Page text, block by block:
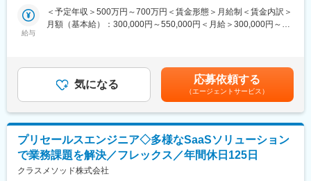
・組織や事業が拡大していくダイナミックな環境に当事者として
携われる
幅広いキャリアを目指せます。
■当社について：～AIで、ナレッジをビジネスの力に～
AIの力で顧客接点のインサイトデータを的確に収集・分析・ナレ
ッジ化して提供することで、カスタマーサクセス、マーケティン
グ、経営企画といった企業の中核部門におけるデータドリブン経
営を後押しています。ナレッジ化したデータに誰もがいつでもア
クセス・活用できる状態を実現することで、顧客満足度の向上か
ら事業改善までを一貫して支援します
す。あなたの経験とスキルを活かし、医療業界に革新をもたらす
プロジェクトに携わりませんか？
- Salesforce導入目的や業務効率化フローの整理
- Salesforceの構築（カスタマイズ要件の策定、要件定義、プロセ
ス管理）
■組織体制：
平均年齢31歳のメンバーで構成されており、男女比は9:1となって
おります。誰もが意見を出し合い、協力してプロジェクトを成功
給与
＜予定年収＞500万円～700万円＜賃金形態＞月給制＜賃金内訳＞
月額（基本給）：300,000円～550,000円＜月給＞300,000円～
気になる 応募依頼する
（エージェントサービス）
プリセールスエンジニア◇多様なSaaSソリューション
で業務課題を解決／フレックス／年間休日125日
クラスメソッド株式会社